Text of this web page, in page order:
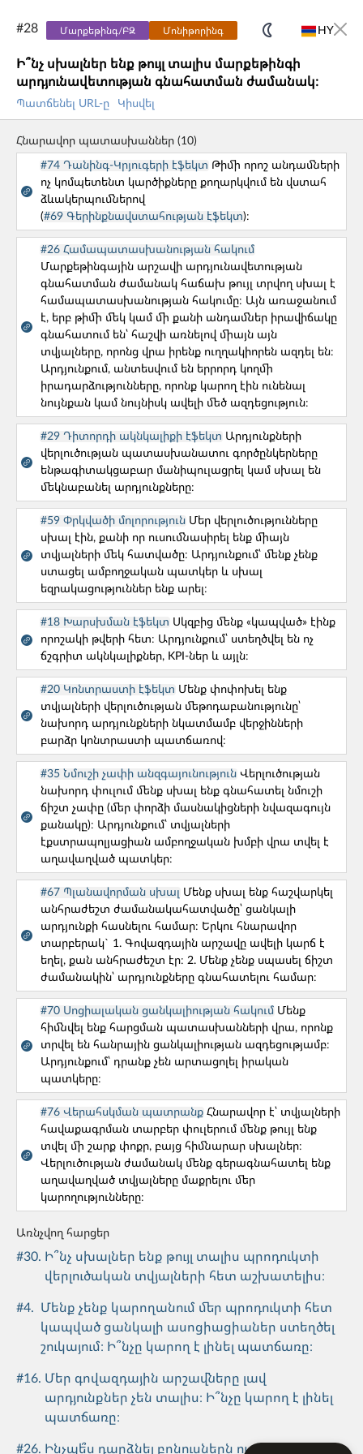
UX CORE GUIDE
PERSONA
Bob - AI Assistant
Մեր նախագծերը
#28 Մարքեթինգ/ԲԶ Մոնիթորինգ HY
Ի՞նչ սխալներ ենք թույլ տալիս մարքեթինգի
արդյունավետության գնահատման ժամանակ։
Պատճենել URL-ը Կիսվել
Հնարավոր պատասխաններ (10)
#74 Դանինգ-Կրյուգերի էֆեկտ Թիմի որոշ անդամների
ոչ կոմպետենտ կարծիքները քողարկվում են վստահ
ձևակերպումներով
(#69 Գերինքնավստահության էֆեկտ)։
#26 Համապատասխանության հակում
Մարքեթինգային արշավի արդյունավետության
գնահատման ժամանակ հաճախ թույլ տրվող սխալ է
համապատասխանության հակումը։ Այն առաջանում
է, երբ թիմի մեկ կամ մի քանի անդամներ իրավիճակը
գնահատում են՝ հաշվի առնելով միայն այն
տվյալները, որոնց վրա իրենք ուղղակիորեն ազդել են։
Արդյունքում, անտեսվում են երրորդ կողմի
իրադարձությունները, որոնք կարող էին ունենալ
նույնքան կամ նույնիսկ ավելի մեծ ազդեցություն։
#29 Դիտորդի ակնկալիքի էֆեկտ Արդյունքների
վերլուծության պատասխանատու գործընկերները
ենթագիտակցաբար մանիպուլացրել կամ սխալ են
մեկնաբանել արդյունքները։
#59 Փրկվածի մոլորություն Մեր վերլուծությունները
սխալ էին, քանի որ ուսումնասիրել ենք միայն
տվյալների մեկ հատվածը։ Արդյունքում՝ մենք չենք
ստացել ամբողջական պատկեր և սխալ
եզրակացություններ ենք արել։
#18 Խարսխման էֆեկտ Սկզբից մենք «կապված» էինք
որոշակի թվերի հետ։ Արդյունքում՝ ստեղծվել են ոչ
ճշգրիտ ակնկալիքներ, KPI-ներ և այլն։
#20 Կոնտրաստի էֆեկտ Մենք փոփոխել ենք
տվյալների վերլուծության մեթոդաբանությունը՝
նախորդ արդյունքների նկատմամբ վերջինների
բարձր կոնտրաստի պատճառով։
#35 Նմուշի չափի անզգայունություն Վերլուծության
նախորդ փուլում մենք սխալ ենք գնահատել նմուշի
ճիշտ չափը (մեր փորձի մասնակիցների նվազագույն
քանակը)։ Արդյունքում՝ տվյալների
էքստրապոլյացիան ամբողջական խմբի վրա տվել է
աղավաղված պատկեր։
#67 Պլանավորման սխալ Մենք սխալ ենք հաշվարկել
անհրաժեշտ ժամանակահատվածը՝ ցանկալի
արդյունքի հասնելու համար։ Երկու հնարավոր
տարբերակ` 1. Գովազդային արշավը ավելի կարճ է
եղել, քան անհրաժեշտ էր։ 2. Մենք չենք սպասել ճիշտ
ժամանակին՝ արդյունքները գնահատելու համար։
#70 Սոցիալական ցանկալիության հակում Մենք
հիմնվել ենք հարցման պատասխանների վրա, որոնք
տրվել են հանրային ցանկալիության ազդեցությամբ։
Արդյունքում՝ դրանք չեն արտացոլել իրական
պատկերը։
#76 Վերահսկման պատրանք Հնարավոր է՝ տվյալների
հավաքագրման տարբեր փուլերում մենք թույլ ենք
տվել մի շարք փոքր, բայց հիմնարար սխալներ։
Վերլուծության ժամանակ մենք գերագնահատել ենք
աղավաղված տվյալները մաքրելու մեր
կարողությունները։
Առնչվող հարցեր
#30. Ի՞նչ սխալներ ենք թույլ տալիս պրոդուկտի
վերլուծական տվյալների հետ աշխատելիս։
#4.
Մենք չենք կարողանում մեր պրոդուկտի հետ
կապված ցանկալի ասոցիացիաներ ստեղծել
շուկայում։ Ի՞նչը կարող է լինել պատճառը։
#16. Մեր գովազդային արշավները լավ
արդյունքներ չեն տալիս։ Ի՞նչը կարող է լինել
պատճառը։
#26. Ինչպե՞ս դարձնել բոնուսներն ու ակցիաները
UX CORE GUIDE
UXCG-ը անվճար գործիք է, որը օգնում է հասկանալ
պրոդուկտ և պրոյեկտ մենեջմենթի ամենատարածված
խնդիրները՝ կոգնիտիվ գիտության և վարքագծային
տնտեսագիտության տեսանկյունից։
ԸՆՏՐԵՔ ՁԵՐ ՊՐՈՅԵԿՏԻ ՓՈՒԼԸ
Պրոդուկտի փուլը Բոլոր հարցերը
Թիմի կազմավորում Մշակում
Մարքեթինգ/ԲԶ Թողարկված
Մոնիթորինգ
Թիմի կազմավորում
#10. Օգտատերերը բողոքում են մեր
սպասարկման ծառայության որակից։
Թիմի կազմավորում
#30. Ի՞նչ սխալներ ենք թույլ տալիս
պրոդուկտի վերլուծական տվյալների հետ
աշխատելիս։
Թիմի կազմավորում
#41. Ի՞նչ անել երբ մեր գործընկերների
համառությունը վնասում է աշխատանքին։
Թիմի կազմավորում
#43. Ի՞նչ հաշվի առնել, երբ պլանավորում ենք
պրոդուկտի թողարկումներ։
Թիմի կազմավորում
#45. Ի՞նչ անել, եթե մեր թիմի որոշ անդամներ
չեն արտահայտում իրենց կարծիքը։
Թիմի կազմավորում
#50. Ինչպե՞ս աշխատել ոչ կոմպետենտ
գործընկերոջ կամ ղեկավարի հետ:
Թիմի կազմավորում
#59. Ի՞նչ պետք է հաշվի առնել ընկերության
տեքստերում/պրոդուկտում քաղաքական,
սոցիալական կամ տնտեսական
իրադարձություններ մեկնաբանելիս։
Թիմի կազմավորում
#61. Ի՞նչ անել երբ մեր թիմը չափազանց շատ
ժամանակ է ծախսում անտեղի/աննշան
մանրամասներ քննարկելու վրա։